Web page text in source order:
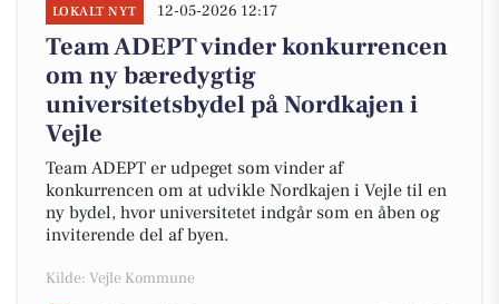
LOKALT NYT 12-05-2026 12:17
Team ADEPT vinder konkurrencen
om ny bæredygtig
universitetsbydel på Nordkajen i
Vejle
Team ADEPT er udpeget som vinder af
konkurrencen om at udvikle Nordkajen i Vejle til en
ny bydel, hvor universitetet indgår som en åben og
inviterende del af byen.
Kilde: Vejle Kommune